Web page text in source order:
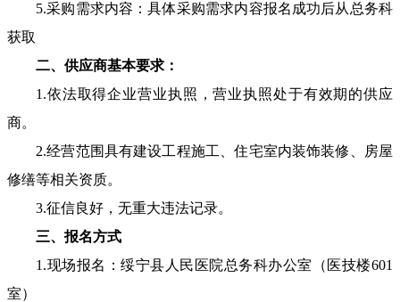
5.采购需求内容：具体采购需求内容报名成功后从总务科
获取
二、供应商基本要求：
1.依法取得企业营业执照，营业执照处于有效期的供应
商。
2.经营范围具有建设工程施工、住宅室内装饰装修、房屋
修缮等相关资质。
3.征信良好，无重大违法记录。
三、报名方式
1.现场报名：绥宁县人民医院总务科办公室（医技楼601
室）